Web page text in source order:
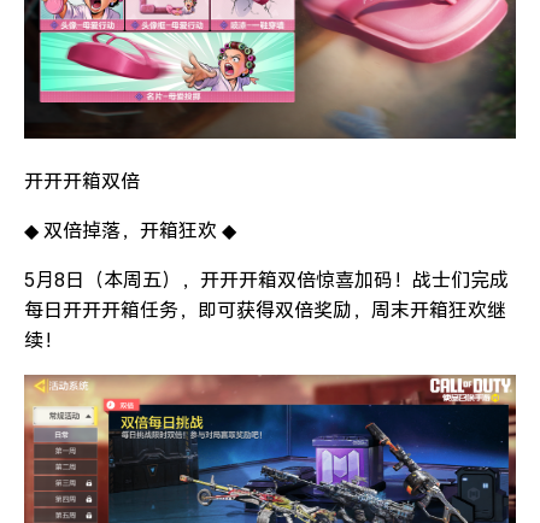
开开开箱双倍
◆ 双倍掉落，开箱狂欢 ◆
5月8日（本周五），开开开箱双倍惊喜加码！战士们完成
每日开开开箱任务，即可获得双倍奖励，周末开箱狂欢继
续！